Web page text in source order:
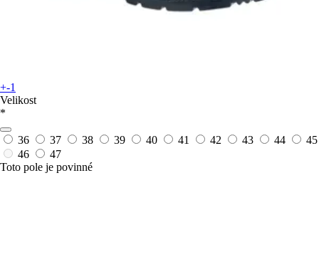
+-1
Velikost
*
36 37 38 39 40 41 42 43 44
45
46
47
Toto pole je povinné